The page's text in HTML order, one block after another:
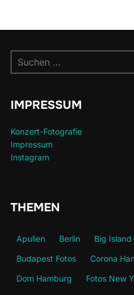
nach:
IMPRESSUM
Konzert-Fotografie
Impressum
Instagram
THEMEN
Apulien Berlin Big Island
Budapest Fotos
Corona
Dom Hamburg
Fotos New